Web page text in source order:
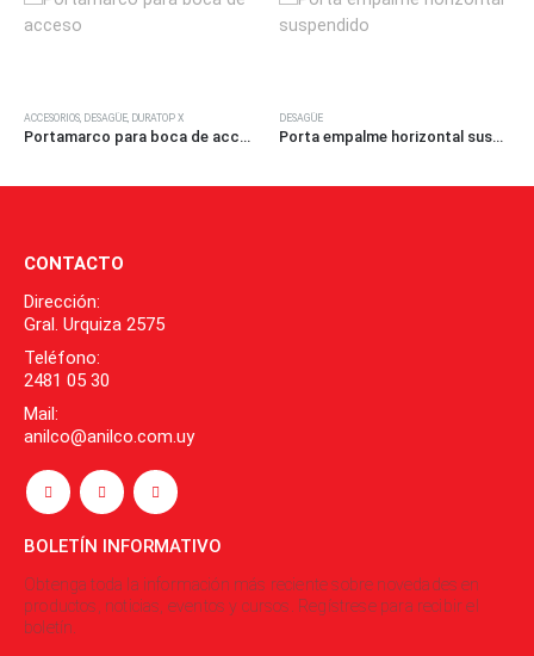
X
Portamarco para boca de acceso
DESAGÜE
Porta empalme horizontal suspendido
Dirección:
Teléfono:
Mail:
Obtenga toda la información más reciente sobre novedades en
productos, noticias, eventos y cursos. Regístrese para recibir el